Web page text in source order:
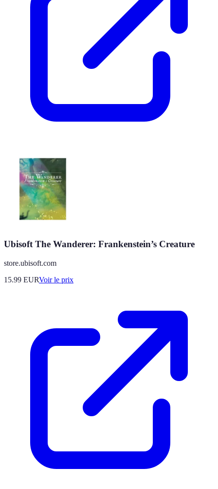
Ubisoft The Wanderer: Frankenstein’s Creature
store.ubisoft.com
15.99 EURVoir le prix